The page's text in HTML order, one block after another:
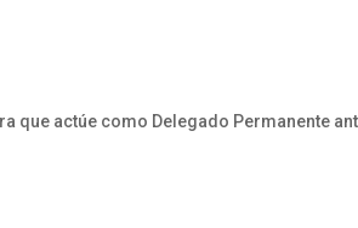
que actúe como Delegado Permanente